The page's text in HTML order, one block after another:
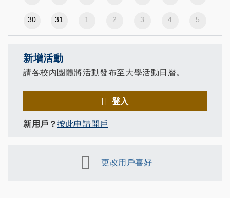
30 31 1 2 3 4 5
新增活動
請各校內團體將活動發布至大學活動日曆。
登入
新用戶？按此申請開戶
更改用戶喜好